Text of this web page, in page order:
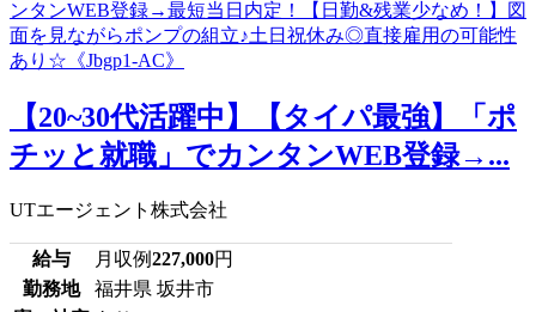
【20~30代活躍中】【タイパ最強】「ポ
チッと就職」でカンタンWEB登録→...
UTエージェント株式会社
給与 月収例227,000円
勤務地
福井県 坂井市